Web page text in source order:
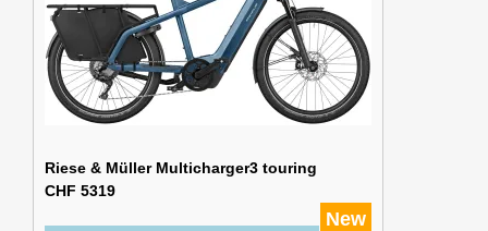
Riese & Müller Multicharger3 touring
CHF 5319
New